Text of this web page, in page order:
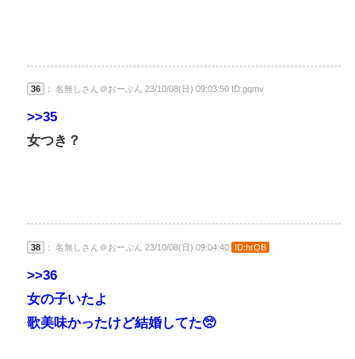
36 ： 名無しさん＠おーぷん 23/10/08(日) 09:03:50 ID:gqmv
>>35
女つき？
38 ： 名無しさん＠おーぷん 23/10/08(日) 09:04:40 ID:hrQB
>>36
女の子いたよ
歌美味かったけど結婚してた🥺